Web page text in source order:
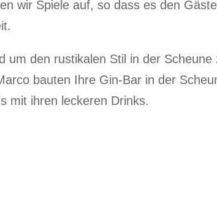
wir Spiele auf, so dass es den
den rustikalen Stil in der Scheune
bauten Ihre Gin-Bar in der
mit ihren leckeren Drinks.